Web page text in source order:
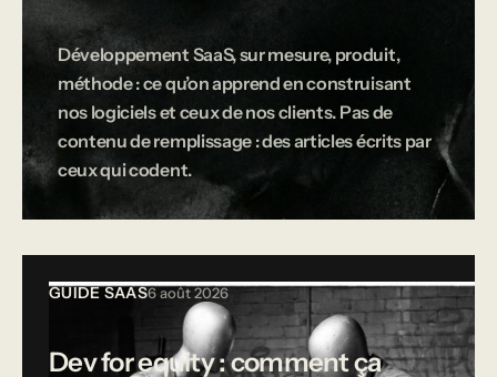
Développement SaaS, sur mesure, produit,
méthode : ce qu’on apprend en construisant
nos logiciels et ceux de nos clients. Pas de
contenu de remplissage : des articles écrits par
ceux qui codent.
GUIDE SAAS6 août 2026
Dev for equity : comment ça